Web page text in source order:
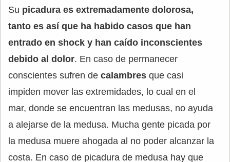
Su picadura es extremadamente dolorosa,
tanto es así que ha habido casos que han
entrado en shock y han caído inconscientes
debido al dolor. En caso de permanecer
conscientes sufren de calambres que casi
impiden mover las extremidades, lo cual en el
mar, donde se encuentran las medusas, no ayuda
a alejarse de la medusa. Mucha gente picada por
la medusa muere ahogada al no poder alcanzar la
costa. En caso de picadura de medusa hay que